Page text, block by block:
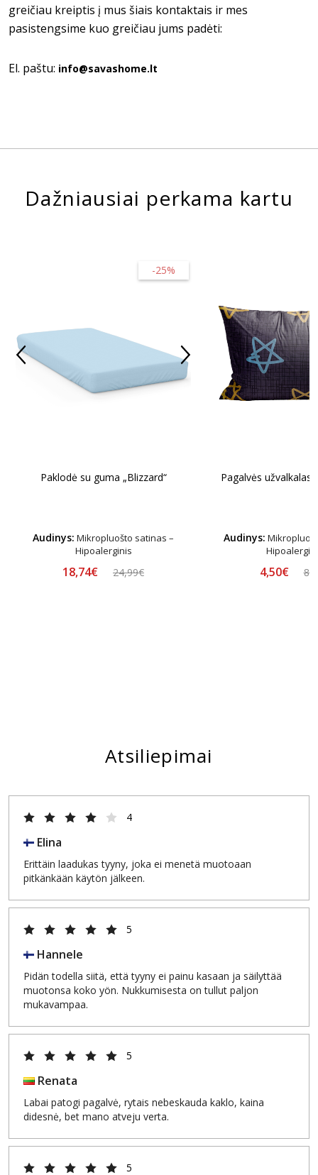
greičiau kreiptis į mus šiais kontaktais ir mes
pasistengsime kuo greičiau jums padėti:
El. paštu: info@savashome.lt
Dažniausiai perkama kartu
-25%
Paklodė su guma „Blizzard“
Audinys: Mikropluošto satinas –
Hipoalerginis
18,74€ 24,99€
Pagalvės užvalkalas
Audinys:
4,50€
Atsiliepimai
4
Elina
Erittäin laadukas tyyny, joka ei menetä muotoaan
pitkänkään käytön jälkeen.
5
Hannele
Pidän todella siitä, että tyyny ei painu kasaan ja säilyttää
muotonsa koko yön. Nukkumisesta on tullut paljon
mukavampaa.
5
Renata
Labai patogi pagalvė, rytais nebeskauda kaklo, kaina
didesnė, bet mano atveju verta.
5